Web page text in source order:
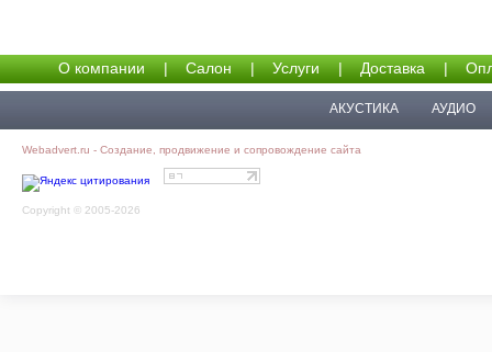
О компании | Салон | Услуги | Доставка |
АКУСТИКА АУДИО
Webadvert.ru - Создание, продвижение и сопровождение сайта
Copyright © 2005-2026